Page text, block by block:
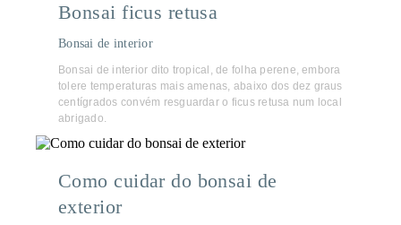
Bonsai ficus retusa
Bonsai de interior
Bonsai de interior dito tropical, de folha perene, embora
tolere temperaturas mais amenas, abaixo dos dez graus
centígrados convém resguardar o ficus retusa num local
abrigado.
Como cuidar do bonsai de
exterior